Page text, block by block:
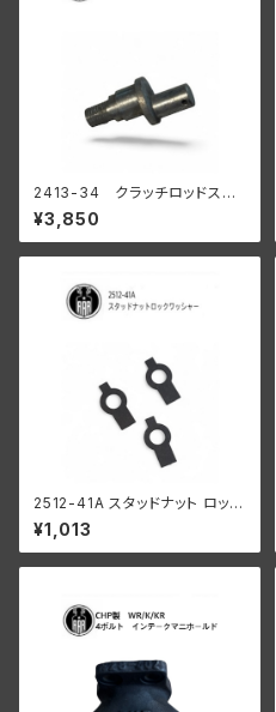
2413-34 クラッチロッドスタ
ッド 1934-37 R WL
陸王
¥3,850
2512-41A スタッドナット ロック
ワッシャー 3個入
¥1,013